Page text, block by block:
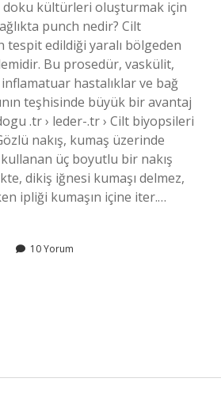
doku kültürleri oluşturmak için
punch nedir? Cilt
tespit edildiği yaralı bölgeden
Bu prosedür, vaskülit,
hastalıklar ve bağ
teşhisinde büyük bir avantaj
.tr › leder-.tr › Cilt biyopsileri
nakış, kumaş üzerinde
üç boyutlu bir nakış
dikiş iğnesi kumaşı delmez,
ipliği kumaşın içine iter.…
10 Yorum